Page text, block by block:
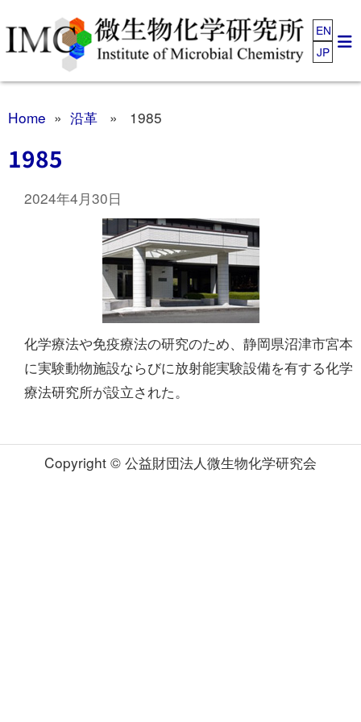
EN
JP
Home » 沿革 » 1985
1985
2024年4月30日
化学療法や免疫療法の研究のため、静岡県沼津市宮本
に実験動物施設ならびに放射能実験設備を有する化学
療法研究所が設立された。
Copyright © 公益財団法人微生物化学研究会